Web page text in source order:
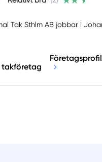
Tak Sthlm AB jobbar i
Företagsprofil